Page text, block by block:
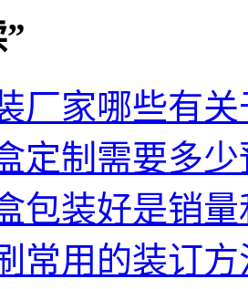
”
厂家哪些有
定制需要多
包装好是销
常用的装订方